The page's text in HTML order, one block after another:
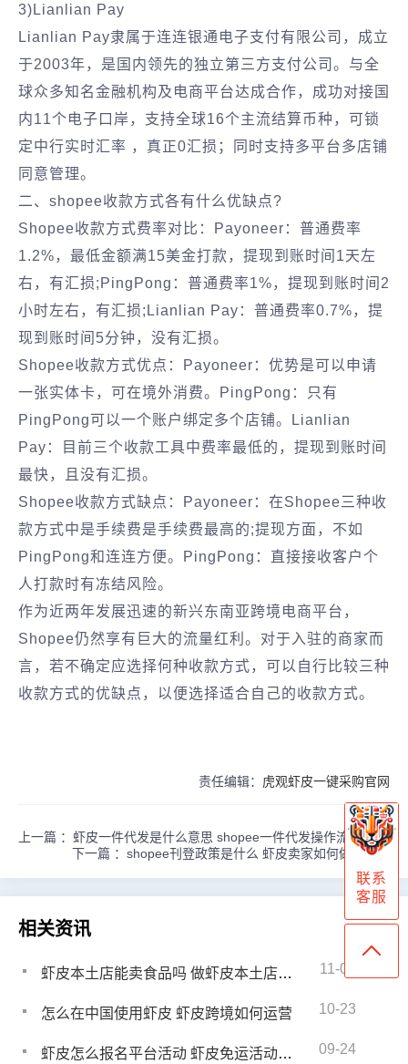
3)Lianlian Pay
Lianlian Pay隶属于连连银通电子支付有限公司，成立
于2003年，是国内领先的独立第三方支付公司。与全
球众多知名金融机构及电商平台达成合作，成功对接国
内11个电子口岸，支持全球16个主流结算币种，可锁
定中行实时汇率 ，真正0汇损；同时支持多平台多店铺
同意管理。
二、shopee收款方式各有什么优缺点?
Shopee收款方式费率对比：Payoneer：普通费率
1.2%，最低金额满15美金打款，提现到账时间1天左
右，有汇损;PingPong：普通费率1%，提现到账时间2
小时左右，有汇损;Lianlian Pay：普通费率0.7%，提
现到账时间5分钟，没有汇损。
Shopee收款方式优点：Payoneer：优势是可以申请
一张实体卡，可在境外消费。PingPong：只有
PingPong可以一个账户绑定多个店铺。Lianlian
Pay：目前三个收款工具中费率最低的，提现到账时间
最快，且没有汇损。
Shopee收款方式缺点：Payoneer：在Shopee三种收
款方式中是手续费是手续费最高的;提现方面，不如
PingPong和连连方便。PingPong：直接接收客户个
人打款时有冻结风险。
作为近两年发展迅速的新兴东南亚跨境电商平台，
Shopee仍然享有巨大的流量红利。对于入驻的商家而
言，若不确定应选择何种收款方式，可以自行比较三种
收款方式的优缺点，以便选择适合自己的收款方式。
责任编辑： 虎观虾皮一键采购官网
上一篇 ： 虾皮一件代发是什么意思 shopee一件代发操作流程
下一篇 ： shopee刊登政策是什么 虾皮卖家如何做好选品
相关资讯
虾皮本土店能卖食品吗 做虾皮本土店怎么发货好 11-04
怎么在中国使用虾皮 虾皮跨境如何运营 10-23
虾皮怎么报名平台活动 虾皮免运活动怎么报名 09-24
联系
客服